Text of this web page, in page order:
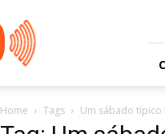
Home Tags Um sábado